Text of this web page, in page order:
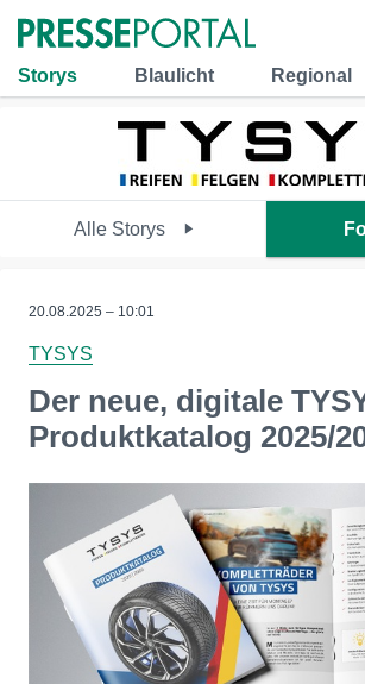
Storys Blaulicht Regional
Alle Storys
20.08.2025 – 10:01
TYSYS
Der neue, digitale
Produktkatalog 2025/